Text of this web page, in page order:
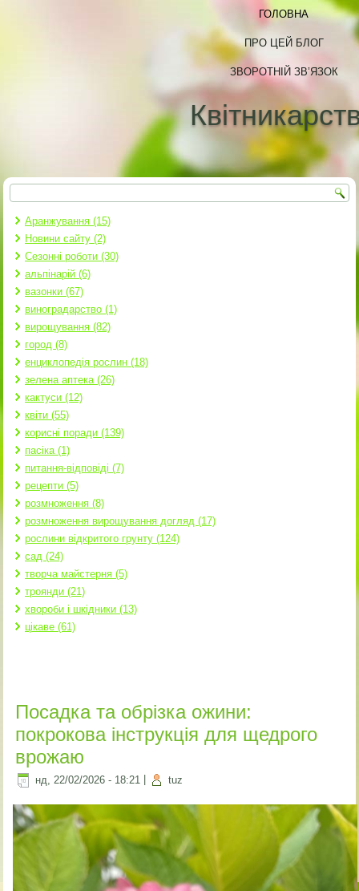
ГОЛОВНА
ПРО ЦЕЙ БЛОГ
ЗВОРОТНІЙ ЗВ’ЯЗОК
Пошукова форма
Пошук
Аранжування (15)
Новини сайту (2)
Сезонні роботи (30)
альпінарій (6)
вазонки (67)
виноградарство (1)
вирощування (82)
город (8)
енциклопедія рослин (18)
зелена аптека (26)
кактуси (12)
квіти (55)
корисні поради (139)
пасіка (1)
питання-відповіді (7)
рецепти (5)
розмноження (8)
розмноження вирощування догляд (17)
рослини відкритого грунту (124)
сад (24)
творча майстерня (5)
троянди (21)
хвороби і шкідники (13)
цікаве (61)
Посадка та обрізка ожини:
покрокова інструкція для щедрого
врожаю
нд, 22/02/2026 - 18:21 tuz